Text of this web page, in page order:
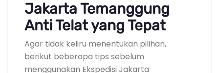
Jakarta Temanggung
Anti Telat yang Tepat
Agar tidak keliru menentukan pilihan,
berikut beberapa tips sebelum
menggunakan Ekspedisi Jakarta